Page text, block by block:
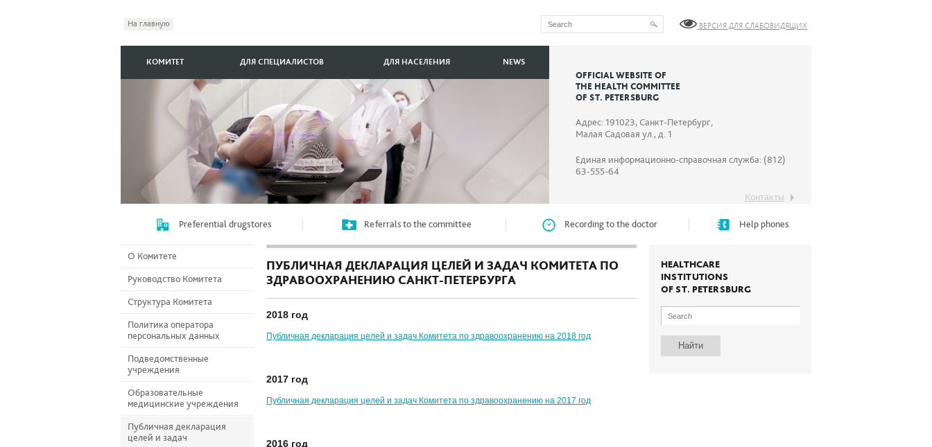
На главную ВЕРСИЯ ДЛЯ СЛАБОВИДЯЩИХ
OFFICIAL WEBSITE OF
THE HEALTH COMMITTEE
OF ST. PETERSBURG
Адрес: 191023, Санкт-Петербург,
Малая Садовая ул., д. 1
Единая информационно-справочная служба: (812)
63-555-64
Контакты
КОМИТЕТ ДЛЯ СПЕЦИАЛИСТОВ ДЛЯ НАСЕЛЕНИЯ NEWS
Preferential drugstores Referrals to the committee Recording to the doctor Help phones
HEALTHCARE
INSTITUTIONS
OF ST. PETERSBURG
О Комитете
Руководство Комитета
Структура Комитета
Политика оператора
персональных данных
Подведомственные
учреждения
Образовательные
медицинские учреждения
Публичная декларация
целей и задач
ПУБЛИЧНАЯ ДЕКЛАРАЦИЯ ЦЕЛЕЙ И ЗАДАЧ КОМИТЕТА ПО
ЗДРАВООХРАНЕНИЮ САНКТ-ПЕТЕРБУРГА
2018 год
Публичная декларация целей и задач Комитета по здравоохранению на 2018 год
2017 год
Публичная декларация целей и задач Комитета по здравоохранению на 2017 год
2016 год